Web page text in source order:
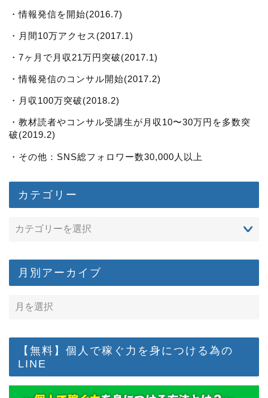
・情報発信を開始(2016.7)
・月間10万アクセス(2017.1)
・7ヶ月で月収21万円突破(2017.1)
・情報発信のコンサル開始(2017.2)
・月収100万突破(2018.2)
・教材読者やコンサル受講生が月収10〜30万円を多数突
破(2019.2)
・その他：SNS総フォロワー数30,000人以上
カテゴリー
月別アーカイブ
【無料】個人で稼ぐ力を身につける為の
LINE